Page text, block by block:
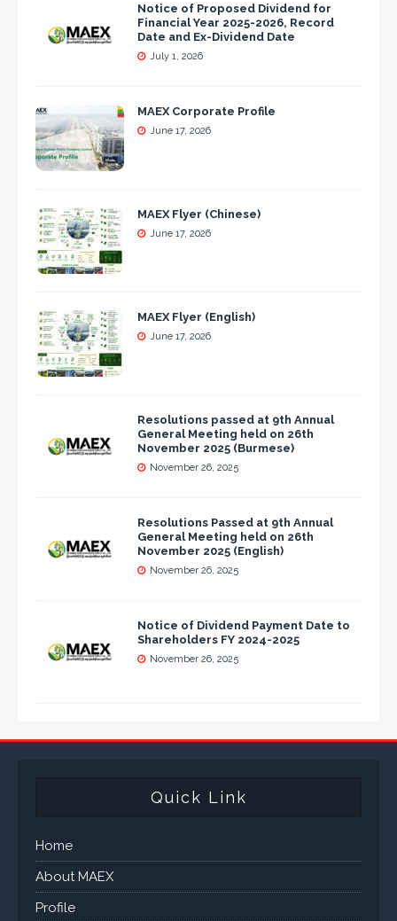
Notice of Proposed Dividend for
Financial Year 2025-2026, Record
Date and Ex-Dividend Date
July 1, 2026
MAEX Corporate Profile
June 17, 2026
MAEX Flyer (Chinese)
June 17, 2026
MAEX Flyer (English)
June 17, 2026
Resolutions passed at 9th Annual
General Meeting held on 26th
November 2025 (Burmese)
November 26, 2025
Resolutions Passed at 9th Annual
General Meeting held on 26th
November 2025 (English)
November 26, 2025
Notice of Dividend Payment Date to
Shareholders FY 2024-2025
November 26, 2025
Quick Link
Home
About MAEX
Profile